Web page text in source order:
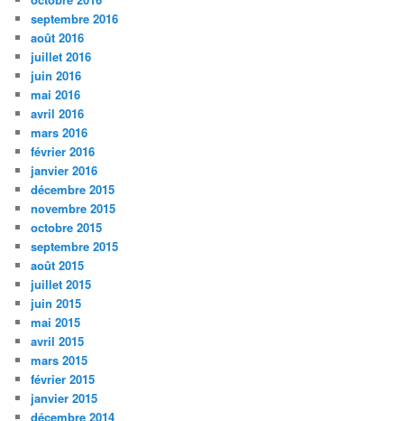
septembre 2016
août 2016
juillet 2016
juin 2016
mai 2016
avril 2016
mars 2016
février 2016
janvier 2016
décembre 2015
novembre 2015
octobre 2015
septembre 2015
août 2015
juillet 2015
juin 2015
mai 2015
avril 2015
mars 2015
février 2015
janvier 2015
décembre 2014